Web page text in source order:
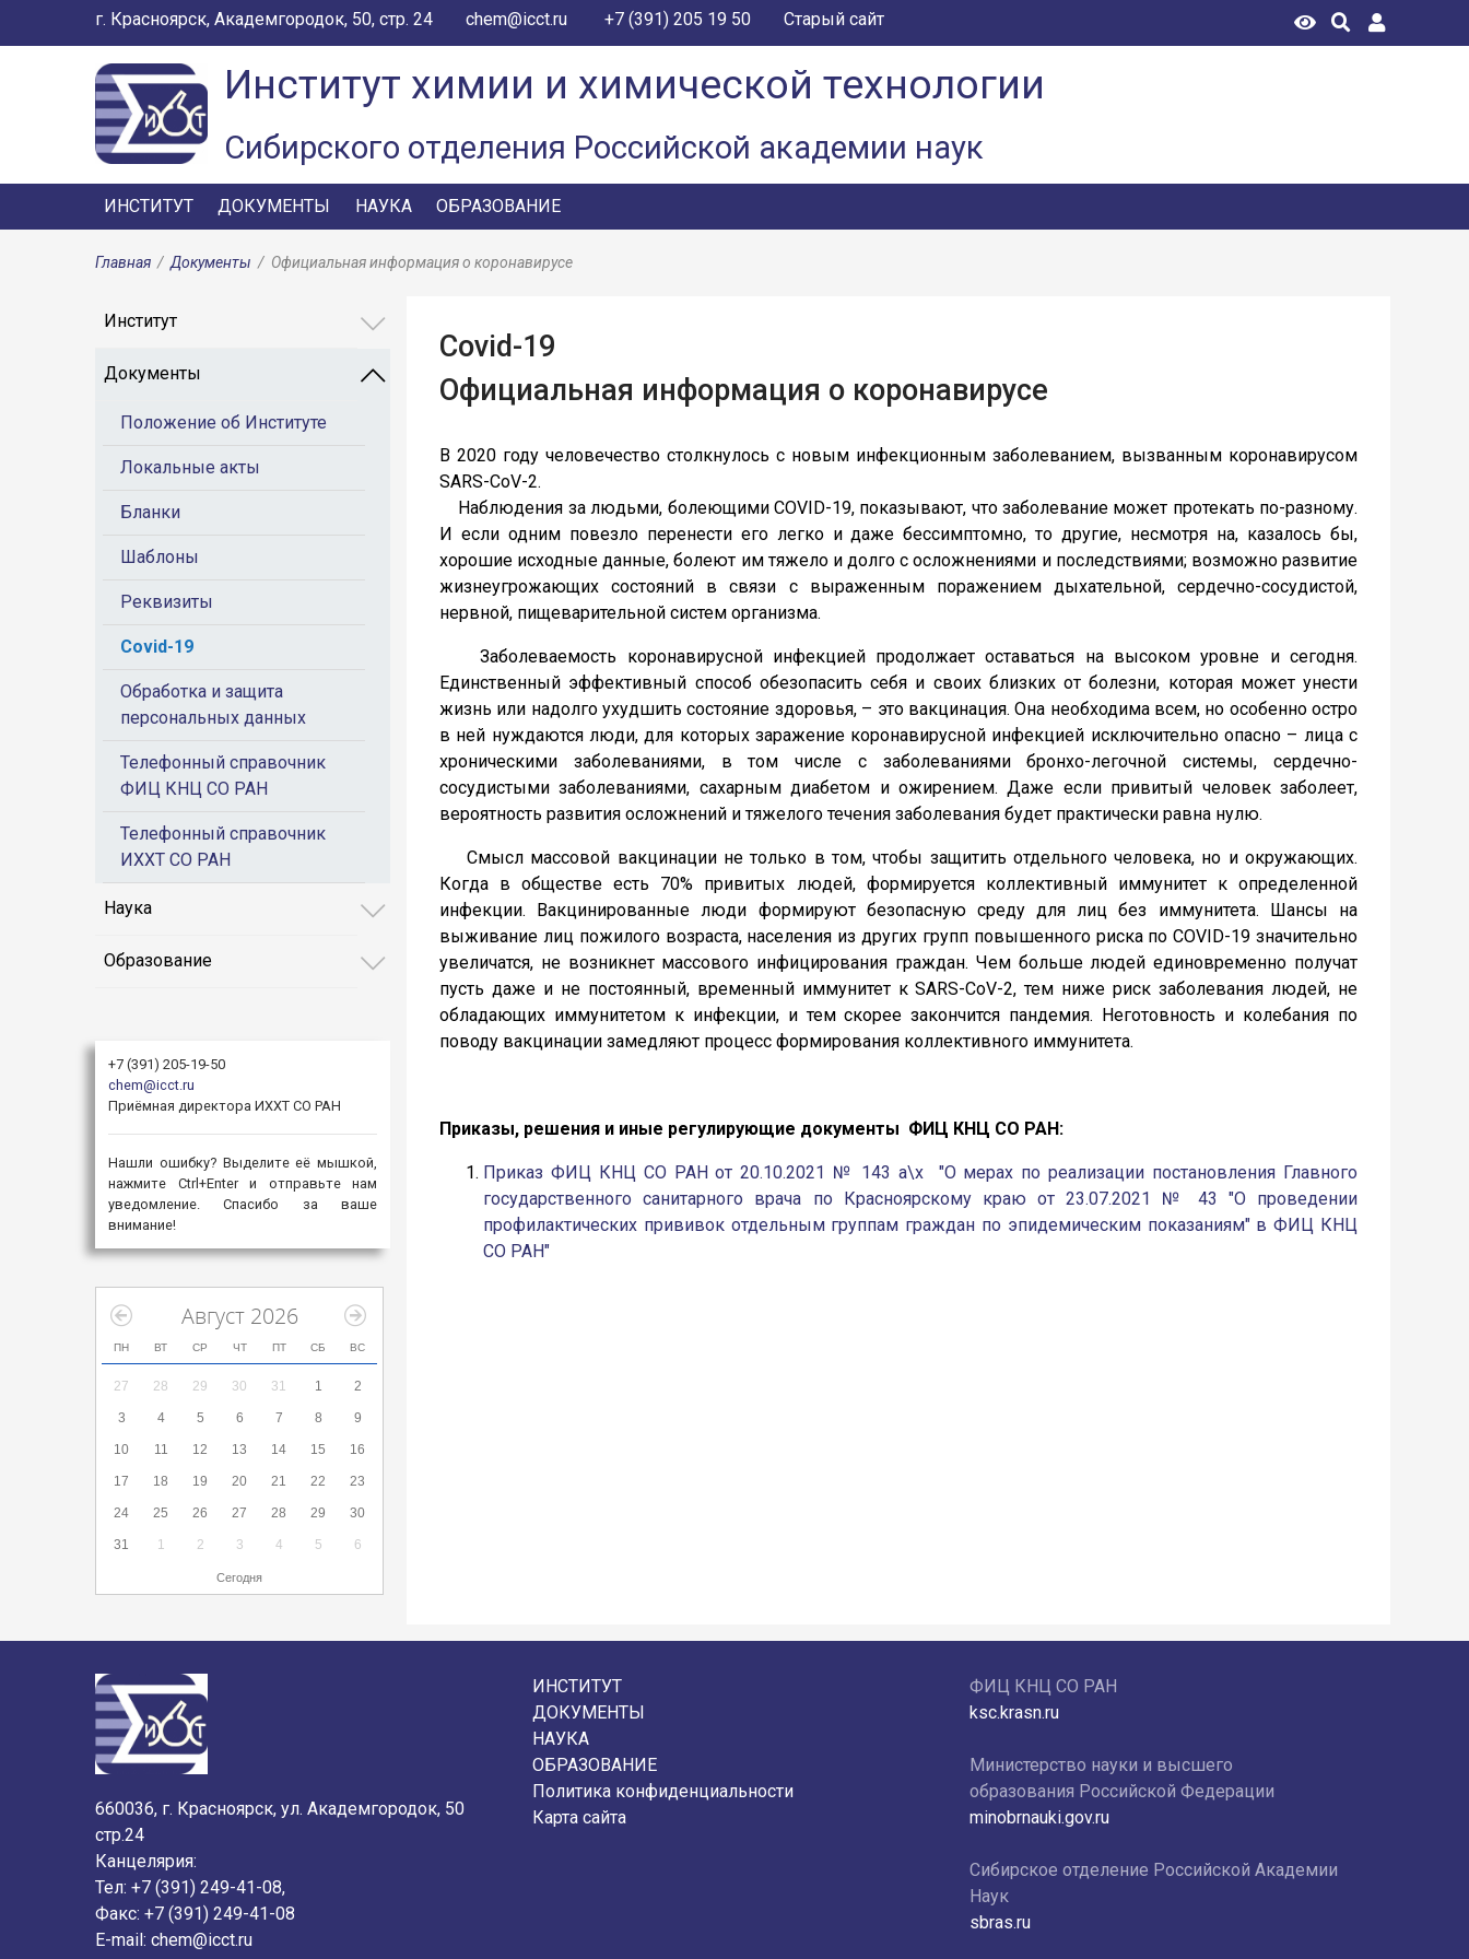
г. Красноярск, Академгородок, 50, стр. 24 chem@icct.ru +7 (391) 205 19 50 Старый сайт
Институт химии и химической технологии
Сибирского отделения Российской академии наук
ИНСТИТУТ ДОКУМЕНТЫ НАУКА ОБРАЗОВАНИЕ
Главная / Документы / Официальная информация о коронавирусе
Институт
Документы
Положение об Институте
Локальные акты
Бланки
Шаблоны
Реквизиты
Covid-19
Обработка и защита
персональных данных
Телефонный справочник
ФИЦ КНЦ СО РАН
Телефонный справочник
ИХХТ СО РАН
Наука
Образование
+7 (391) 205-19-50
chem@icct.ru
Приёмная директора ИХХТ СО РАН
Нашли ошибку? Выделите её мышкой,
нажмите Ctrl+Enter и отправьте нам
уведомление. Спасибо за ваше
внимание!
Август 2026
ПН ВТ СР ЧТ ПТ СБ ВС
27 28 29 30 31 1 2
3 4 5 6 7 8 9
10 11 12 13 14 15 16
17 18 19 20 21 22 23
24 25 26 27 28 29 30
31 1 2 3 4 5 6
Сегодня
Covid-19
Официальная информация о коронавирусе
В 2020 году человечество столкнулось с новым инфекционным заболеванием, вызванным коронавирусом
SARS-CoV-2.
Наблюдения за людьми, болеющими COVID-19, показывают, что заболевание может протекать по-разному.
И если одним повезло перенести его легко и даже бессимптомно, то другие, несмотря на, казалось бы,
хорошие исходные данные, болеют им тяжело и долго с осложнениями и последствиями; возможно развитие
жизнеугрожающих состояний в связи с выраженным поражением дыхательной, сердечно-сосудистой,
нервной, пищеварительной систем организма.
Заболеваемость коронавирусной инфекцией продолжает оставаться на высоком уровне и сегодня.
Единственный эффективный способ обезопасить себя и своих близких от болезни, которая может унести
жизнь или надолго ухудшить состояние здоровья, – это вакцинация. Она необходима всем, но особенно остро
в ней нуждаются люди, для которых заражение коронавирусной инфекцией исключительно опасно – лица с
хроническими заболеваниями, в том числе с заболеваниями бронхо-легочной системы, сердечно-
сосудистыми заболеваниями, сахарным диабетом и ожирением. Даже если привитый человек заболеет,
вероятность развития осложнений и тяжелого течения заболевания будет практически равна нулю.
Смысл массовой вакцинации не только в том, чтобы защитить отдельного человека, но и окружающих.
Когда в обществе есть 70% привитых людей, формируется коллективный иммунитет к определенной
инфекции. Вакцинированные люди формируют безопасную среду для лиц без иммунитета. Шансы на
выживание лиц пожилого возраста, населения из других групп повышенного риска по COVID-19 значительно
увеличатся, не возникнет массового инфицирования граждан. Чем больше людей единовременно получат
пусть даже и не постоянный, временный иммунитет к SARS-CoV-2, тем ниже риск заболевания людей, не
обладающих иммунитетом к инфекции, и тем скорее закончится пандемия. Неготовность и колебания по
поводу вакцинации замедляют процесс формирования коллективного иммунитета.
Приказы, решения и иные регулирующие документы ФИЦ КНЦ СО РАН:
Приказ ФИЦ КНЦ СО РАН от 20.10.2021 № 143 а\х "О мерах по реализации постановления Главного
государственного санитарного врача по Красноярскому краю от 23.07.2021 № 43 "О проведении
профилактических прививок отдельным группам граждан по эпидемическим показаниям" в ФИЦ КНЦ
СО РАН"
660036, г. Красноярск, ул. Академгородок, 50
стр.24
Канцелярия:
Тел: +7 (391) 249-41-08,
Факс: +7 (391) 249-41-08
E-mail: chem@icct.ru
ИНСТИТУТ
ДОКУМЕНТЫ
НАУКА
ОБРАЗОВАНИЕ
Политика конфиденциальности
Карта сайта
ФИЦ КНЦ СО РАН
ksc.krasn.ru
Министерство науки и высшего
образования Российской Федерации
minobrnauki.gov.ru
Сибирское отделение Российской Академии
Наук
sbras.ru